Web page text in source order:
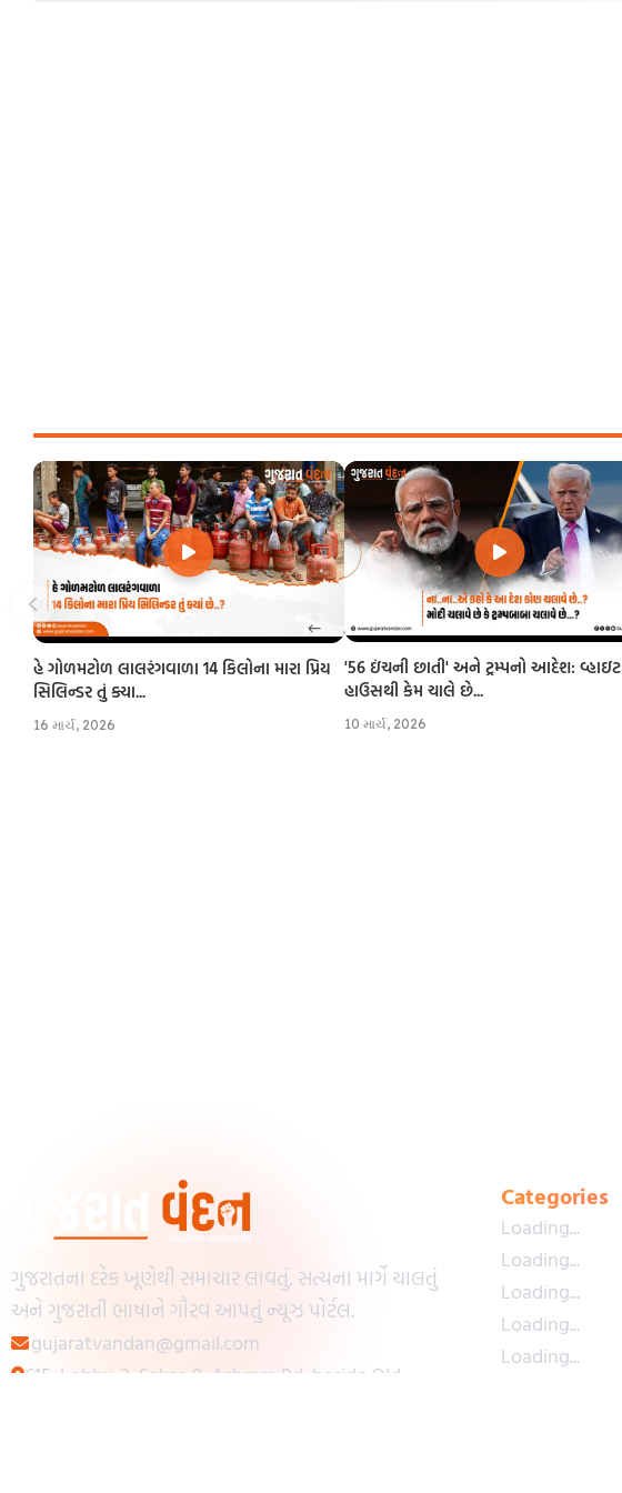
હે ગોળમટોળ લાલરંગવાળા 14 કિલોના મારા પ્રિય
સિલિન્ડર તું ક્યા...
16 માર્ચ, 2026
'56 ઇંચની છાતી' અને ટ્રમ્પનો આદેશ: વ્હાઇટ
હાઉસથી કેમ ચાલે છે...
10 માર્ચ, 2026
ગુજરાતના દરેક ખૂણેથી સમાચાર લાવતું, સત્યના માર્ગે ચાલતું
અને ગુજરાતી ભાષાને ગૌરવ આપતું ન્યૂઝ પોર્ટલ.
gujaratvandan@gmail.com
615, Lobby-2, Sakar-9, Ashram Rd, beside Old
Categories
Loading...
Loading...
Loading...
Loading...
Loading...